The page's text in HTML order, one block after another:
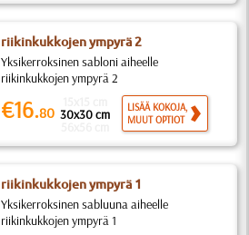
riikinkukkojen ympyrä 2
Yksikerroksinen sabloni aiheelle
riikinkukkojen ympyrä 2
€16.80 30x30 cm
LISÄÄ KOKOJA,
MUUT OPTIOT
riikinkukkojen ympyrä 1
Yksikerroksinen sabluuna aiheelle
riikinkukkojen ympyrä 1